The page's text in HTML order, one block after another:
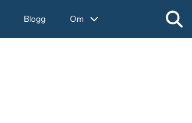
Blogg Om